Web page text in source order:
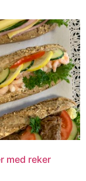
med reker